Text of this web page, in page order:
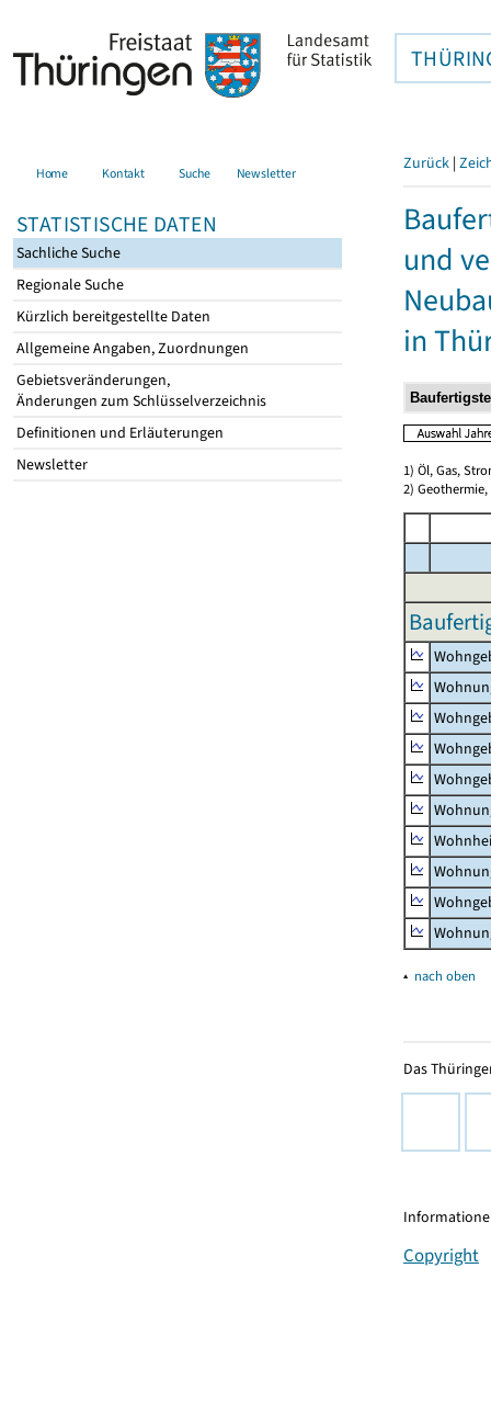
Home Kontakt Suche Newsletter
STATISTISCHE DATEN
Sachliche Suche
Regionale Suche
Kürzlich bereitgestellte Daten
Allgemeine Angaben, Zuordnungen
Gebietsveränderungen,
Änderungen zum Schlüsselverzeichnis
Definitionen und Erläuterungen
Newsletter
Zurück |
und
in
1) Öl, Gas,
2)
▴ nach oben
Das
Copyright